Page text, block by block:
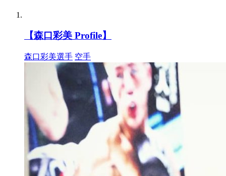
【森口彩美 Profile】
森口彩美選手 空手